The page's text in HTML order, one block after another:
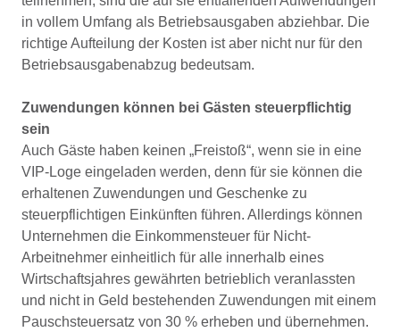
in vollem Umfang als Betriebsausgaben abziehbar. Die
richtige Aufteilung der Kosten ist aber nicht nur für den
Betriebsausgabenabzug bedeutsam.
Zuwendungen können bei Gästen steuerpflichtig
sein
Auch Gäste haben keinen „Freistoß“, wenn sie in eine
VIP-Loge eingeladen werden, denn für sie können die
erhaltenen Zuwendungen und Geschenke zu
steuerpflichtigen Einkünften führen. Allerdings können
Unternehmen die Einkommensteuer für Nicht-
Arbeitnehmer einheitlich für alle innerhalb eines
Wirtschaftsjahres gewährten betrieblich veranlassten
und nicht in Geld bestehenden Zuwendungen mit einem
Pauschsteuersatz von 30 % erheben und übernehmen.